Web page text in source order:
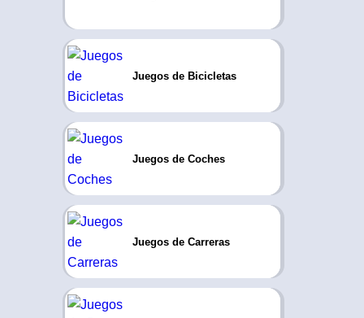
Juegos de Bicicletas
Juegos de Coches
Juegos de Carreras